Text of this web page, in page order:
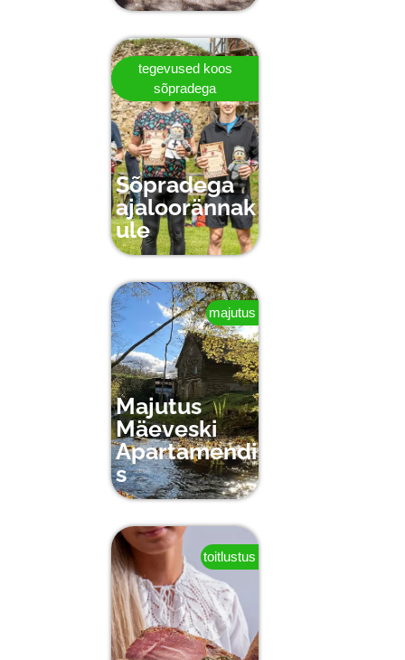
tegevused koos
sõpradega
Sõpradega
ajaloorännak
ule
majutus
Majutus
Mäeveski
Apartamendi
s
toitlustus